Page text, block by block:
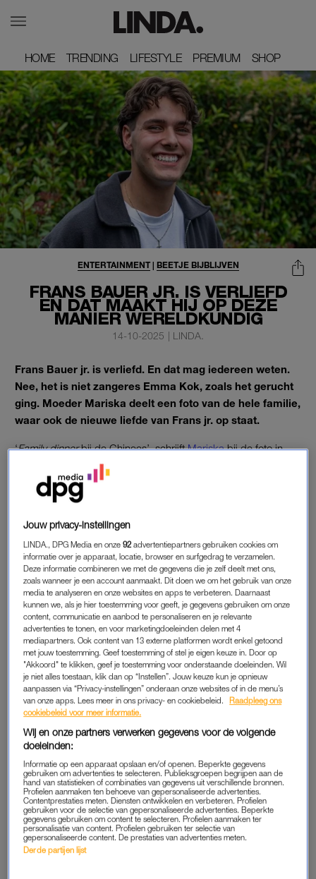
HOME
HOME TRENDING
TRENDING LIFESTYLE
LIFESTYLE PREMIUM
PREMIUM SHOP
SHOP
FRANS BAUER JR. IS VERLIEFD
EN DAT MAAKT HIJ OP DÉZE
MANIER WERELDKUNDIG
ENTERTAINMENT| BEETJE BIJBLIJVEN
14-10-2025 | LINDA.
Frans Bauer jr. is verliefd. En dat mag iedereen weten.
Nee, het is niet zangeres Emma Kok, zoals het gerucht
ging. Moeder Mariska deelt een foto van de hele familie,
waar ook de nieuwe liefde van Frans jr. op staat.
‘Family dinnerbij de Chinees’, schrijftMariskabij de foto in
haar Instagram Stories.
De hele familie Bauer is bij de Chinees aan het eten. En daar
zijn ook de liefdes van de jongens bij.
Christiaan is gelukkig met Kim, Jan is met Danique en de
nieuwe vriendin van Frans jr. heet Liza. ‘De tafel wordt steeds
groter’, aldus Mariska. Voor de gelegenheid droeg iedereen
een kimono in de stijl van het Chinese restaurant.
Tekst gaat verder onder de foto.
Jouw privacy-instellingen
LINDA., DPG Media en onze92 advertentiepartners gebruiken cookies om
informatie over je apparaat, locatie, browser en surfgedrag te verzamelen.
Deze informatie combineren we met de gegevens die je zelf deelt met ons,
zoals wanneer je een account aanmaakt. Dit doen we om het gebruik van onze
media te analyseren en onze websites en apps te verbeteren. Daarnaast
kunnen we, als je hier toestemming voor geeft, je gegevens gebruiken om onze
content, communicatie en aanbod te personaliseren en je relevante
advertenties te tonen, en voor marketingdoeleinden delen met 4
mediapartners. Ook content van 13 externe platformen wordt enkel getoond
met jouw toestemming. Geef toestemming of stel je eigen keuze in. Door op
"Akkoord" te klikken, geef je toestemming voor onderstaande doeleinden. Wil
je niet alles toestaan, klik dan op “Instellen”. Jouw keuze kun je opnieuw
aanpassen via “Privacy-instellingen” onderaan onze websites of in de menu’s
van onze apps. Lees meer in ons privacy- en cookiebeleid.
Raadpleeg ons
cookiebeleid voor meer informatie.
Wij en onze partners verwerken gegevens voor de volgende
doeleinden:
Informatie op een apparaat opslaan en/of openen. Beperkte gegevens
gebruiken om advertenties te selecteren. Publieksgroepen begrijpen aan de
hand van statistieken of combinaties van gegevens uit verschillende bronnen.
Profielen aanmaken ten behoeve van gepersonaliseerde advertenties.
Contentprestaties meten. Diensten ontwikkelen en verbeteren. Profielen
gebruiken voor de selectie van gepersonaliseerde advertenties. Beperkte
gegevens gebruiken om content te selecteren. Profielen aanmaken ter
personalisatie van content. Profielen gebruiken ter selectie van
gepersonaliseerde content. De prestaties van advertenties meten.
Derde partijen lijst